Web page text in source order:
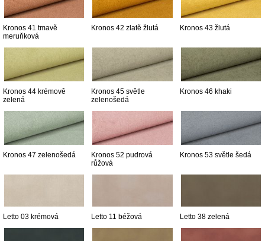
Kronos 41 tmavě
meruňková
Kronos 42 zlatě žlutá Kronos 43 žlutá
Kronos 44 krémově
zelená
Kronos 45 světle
zelenošedá
Kronos 46 khaki
Kronos 47 zelenošedá
Kronos 52 pudrová
růžová
Kronos 53 světle šedá
Letto 03 krémová Letto 11 béžová Letto 38 zelená